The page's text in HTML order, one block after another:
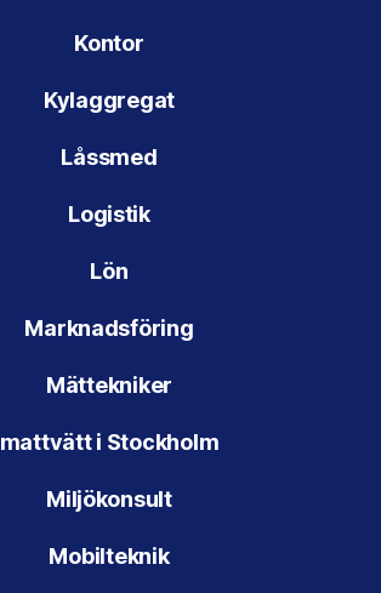
Kontor
Kylaggregat
Låssmed
Logistik
Lön
Marknadsföring
Mättekniker
mattvätt i Stockholm
Miljökonsult
Mobilteknik